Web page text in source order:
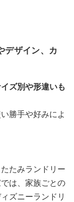
デザイン、カ
ズ別や形違いも
勝手や好みによ
たみランドリー
は、家族ごとの
ズニーランドリ